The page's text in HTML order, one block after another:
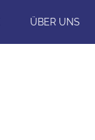
ÜBER UNS